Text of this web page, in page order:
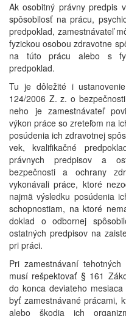
Ak osobitný právny predpis
spôsobilosť na prácu,
predpoklad, zamestnávateľ
fyzickou osobou zdravotne
na túto prácu alebo s
predpoklad.
Tu je dôležité i
124/2006 Z. z. o
neho je zamestnávateľ
výkon práce so zreteľom na
posúdenia ich zdravotnej
vek, kvalifikačné
právnych predpisov a
bezpečnosti a ochrany
vykonávali práce, ktoré
najmä výsledku posúdenia
schopnostiam, na ktoré
doklad o odbornej
ostatných predpisov na
pri práci.
Pri zamestnávaní
musí rešpektovať § 161
do konca deviateho
byť zamestnávané prácami,
alebo škodia ich